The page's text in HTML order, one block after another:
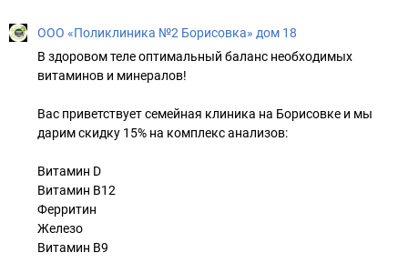
ООО «Поликлиника №2 Борисовка» дом 18
В здоровом теле оптимальный баланс необходимых
витаминов и минералов!
Вас приветствует семейная клиника на Борисовке и мы
дарим скидку 15% на комплекс анализов:
Витамин D
Витамин В12
Ферритин
Железо
Витамин В9